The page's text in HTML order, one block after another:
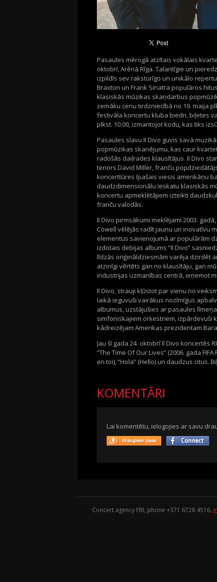
Pasaules mērogā atzītais vokālais
oktobrī, Arēnā Rīga. Talantīgie un
izpildīs sev raksturīgo un unikālo
Braxton un Frank Sinatra populāros
klasiskās mūzikas skaņdarbus
zemāku cenu tirdzniecībā no 19. maija
festivāla koncertu kluba biedri, biļetes
plkst. 10.00, izmantojot kodu, kas tiks
Pasaules slavu Il Divo guvis savā
popmūzikas skanējumu, kas caur
radošās daiļrades klausītājus. Il Divo
tenors David Miller, franču
koncerttūres īpašais viesis amerikāņu
daudzdimensionālu ieskatu klasiskās
koncertu apmeklētājiem izteikti
franču valodās.
Il Divo pirmsākumi meklējami 2003.
Cowell vēlējās radīt jaunu un inovatīvu
elementus savienojumā ar populārām
izdotais debijas albums “Il Divo”
līdzās oriģināldziesmām varēja dzirdēt
atzinīgi vērtēts gan no klausītāju, gan
industrijas uzmanības centrā, ieņemot
Il Divo, strauji kļūstot par vienu no
laikā ieguvuši vairākus nozīmīgus
albumus, uzstājušies ar pasaules
simfoniskajiem orķestriem, izpārdevuši
kādreizējam Amerikas prezidentam
Jau šī gada 24. oktobrī Il Divo koncertēs
“The Time Of Our Lives” (2006. gada
en toi), “Hola” (Hello) un daudzus citus.
KOMENTĀRI
Lai komentētu, ielogojies ar savu
Concert agency FBI, phone +371 6728 4516,